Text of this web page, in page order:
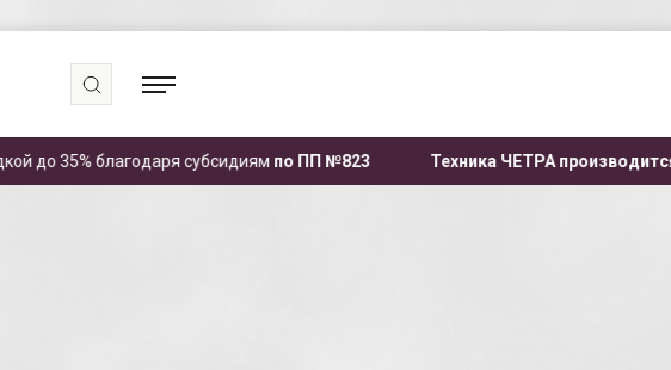
субсидиямпо ПП №823 Техника ЧЕТРА производится в Россиии